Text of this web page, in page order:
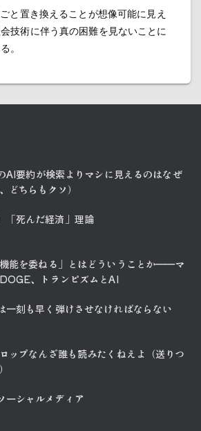
と置き換えることが想像可能に見え
技術に伴う真の困難を見ないことに
。
要約が検索よりマシに見えるのはなぜ
どちらもクソ）
「死んだ経済」理論
機能を委ねる」とはどういうことか――マ
、トランピズムとAI
一刻も早く弾けさせなければならない
ップなんざ誰も読みたくねえよ（送りつ
ーシャルメディア